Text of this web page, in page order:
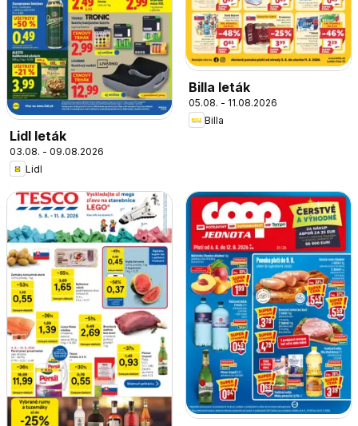
Lidl leták
03.08. - 09.08.2026
Lidl
Billa leták
05.08. - 11.08.2026
Billa